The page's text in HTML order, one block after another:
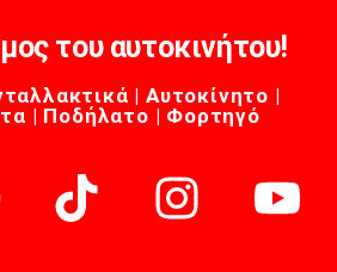
του αυτοκινήτου!
| Αυτοκίνητο |
| Ποδήλατο | Φορτηγό